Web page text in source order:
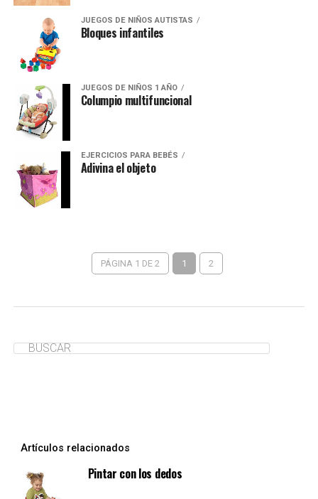
JUEGOS DE NIÑOS AUTISTAS
Bloques infantiles
JUEGOS DE NIÑOS 1 AÑO
Columpio multifuncional
EJERCICIOS PARA BEBÉS
Adivina el objeto
PÁGINA 1 DE 2 1 2
Artículos relacionados
Pintar con los dedos